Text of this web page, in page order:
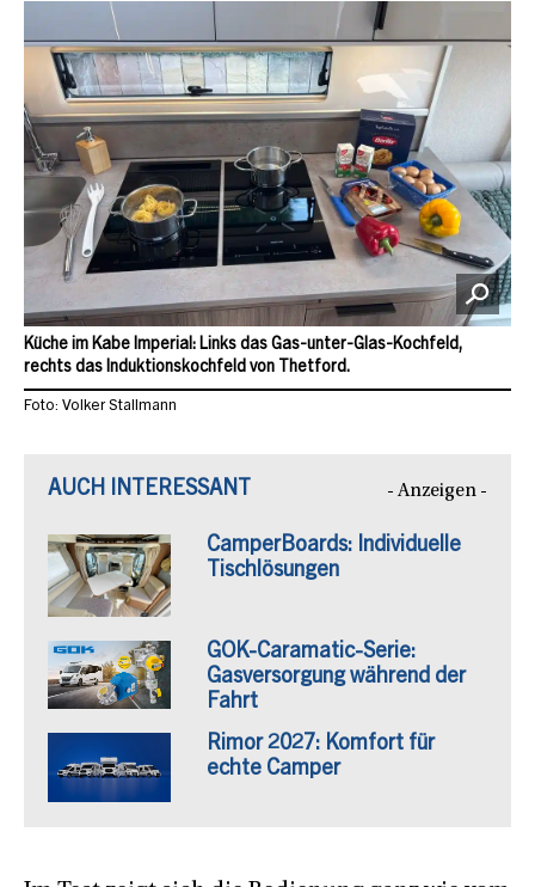
Küche im Kabe Imperial: Links das Gas-unter-Glas-Kochfeld,
rechts das Induktionskochfeld von Thetford.
Foto: Volker Stallmann
AUCH INTERESSANT - Anzeigen -
CamperBoards: Individuelle
Tischlösungen
GOK-Caramatic-Serie:
Gasversorgung während der
Fahrt
Rimor 2027: Komfort für
echte Camper